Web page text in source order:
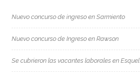
Nuevo concurso de ingreso en Sarmiento
Nuevo concurso de Ingreso en Rawson
Se cubrieron las vacantes laborales en Esquel